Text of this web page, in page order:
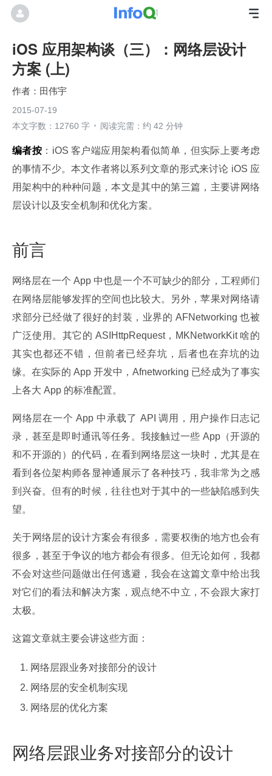
iOS 应用架构谈（三）：网络层设计
方案 (上)
田伟宇
2015-07-19
本文字数：12760 字
阅读完需：约 42 分钟
编者按 ：iOS 客户端应用架构看似简单，但实际上要考虑
的事情不少。本文作者将以系列文章的形式来讨论 iOS 应
用架构中的种种问题，本文是其中的第三篇，主要讲网络
层设计以及安全机制和优化方案。
前言
网络层在一个 App 中也是一个不可缺少的部分，工程师们
在网络层能够发挥的空间也比较大。另外，苹果对网络请
求部分已经做了很好的封装，业界的 AFNetworking 也被
广泛使用。其它的 ASIHttpRequest，MKNetworkKit 啥的
其实也都还不错，但前者已经弃坑，后者也在弃坑的边
缘。在实际的 App 开发中，Afnetworking 已经成为了事实
上各大 App 的标准配置。
网络层在一个 App 中承载了 API 调用，用户操作日志记
录，甚至是即时通讯等任务。我接触过一些 App（开源的
和不开源的）的代码，在看到网络层这一块时，尤其是在
看到各位架构师各显神通展示了各种技巧，我非常为之感
到兴奋。但有的时候，往往也对于其中的一些缺陷感到失
望。
关于网络层的设计方案会有很多，需要权衡的地方也会有
很多，甚至于争议的地方都会有很多。但无论如何，我都
不会对这些问题做出任何逃避，我会在这篇文章中给出我
对它们的看法和解决方案，观点绝不中立，不会跟大家打
太极。
这篇文章就主要会讲这些方面：
网络层跟业务对接部分的设计
网络层的安全机制实现
网络层的优化方案
网络层跟业务对接部分的设计